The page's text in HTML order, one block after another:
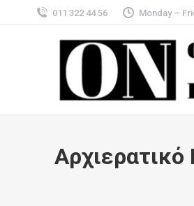
011 322 44 56 Monday –